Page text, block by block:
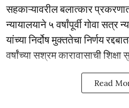
सहकाऱ्यावरील बलात्कार
न्यायालयाने ५ वर्षांपूर्वी गोवा सत्र
यांच्या निर्दोष मुक्ततेचा निर्णय
वर्षांच्या सश्रम कारावासाची शिक्षा
Read